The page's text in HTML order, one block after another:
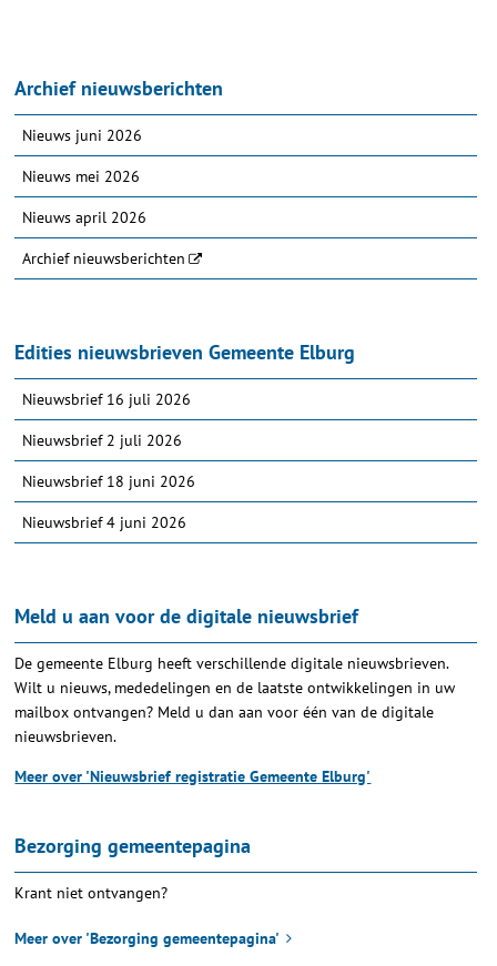
Archief nieuwsberichten
Nieuws juni 2026
Nieuws mei 2026
Nieuws april 2026
Archief nieuwsberichten
Edities nieuwsbrieven Gemeente Elburg
Nieuwsbrief 16 juli 2026
Nieuwsbrief 2 juli 2026
Nieuwsbrief 18 juni 2026
Nieuwsbrief 4 juni 2026
Meld u aan voor de digitale nieuwsbrief
De gemeente Elburg heeft verschillende digitale nieuwsbrieven.
Wilt u nieuws, mededelingen en de laatste ontwikkelingen in uw
mailbox ontvangen? Meld u dan aan voor één van de digitale
nieuwsbrieven.
Meer over 'Nieuwsbrief registratie Gemeente Elburg'
Bezorging gemeentepagina
Krant niet ontvangen?
Meer over 'Bezorging gemeentepagina'